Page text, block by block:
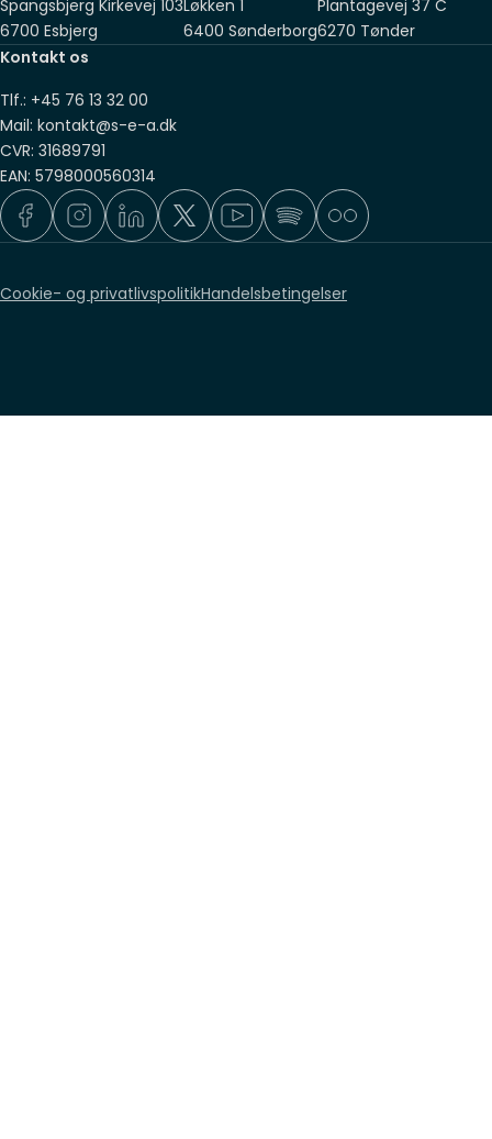
Spangsbjerg Kirkevej 103
6700 Esbjerg
Løkken 1
6400 Sønderborg
Plantagevej 37 C
6270 Tønder
Kontakt os
Tlf.: +45 76 13 32 00
Mail: kontakt@s-e-a.dk
CVR: 31689791
EAN: 5798000560314
Cookie- og privatlivspolitikHandelsbetingelser